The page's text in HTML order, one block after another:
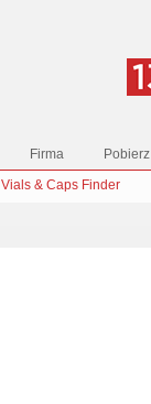
Firma Pobierz
Vials & Caps Finder